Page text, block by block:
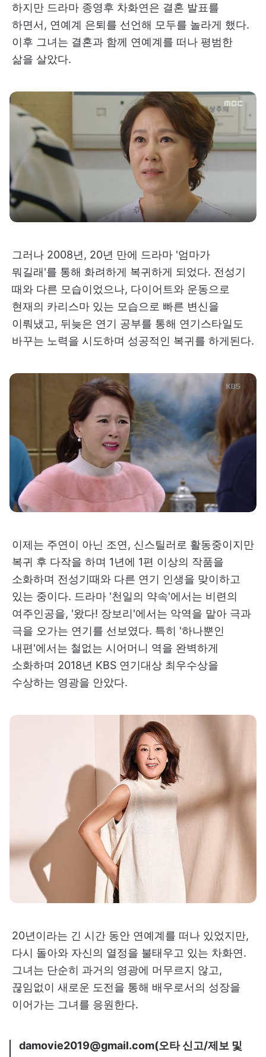
하지만 드라마 종영후 차화연은 결혼 발표를
하면서, 연예계 은퇴를 선언해 모두를 놀라게 했다.
이후 그녀는 결혼과 함께 연예계를 떠나 평범한
삶을 살았다.
그러나 2008년, 20년 만에 드라마 '엄마가
뭐길래'를 통해 화려하게 복귀하게 되었다. 전성기
때와 다른 모습이었으나, 다이어트와 운동으로
현재의 카리스마 있는 모습으로 빠른 변신을
이뤄냈고, 뒤늦은 연기 공부를 통해 연기스타일도
바꾸는 노력을 시도하며 성공적인 복귀를 하게된다.
이제는 주연이 아닌 조연, 신스틸러로 활동중이지만
복귀 후 다작을 하며 1년에 1편 이상의 작품을
소화하며 전성기때와 다른 연기 인생을 맞이하고
있는 중이다. 드라마 '천일의 약속'에서는 비련의
여주인공을, '왔다! 장보리'에서는 악역을 맡아 극과
극을 오가는 연기를 선보였다. 특히 '하나뿐인
내편'에서는 철없는 시어머니 역을 완벽하게
소화하며 2018년 KBS 연기대상 최우수상을
수상하는 영광을 안았다.
20년이라는 긴 시간 동안 연예계를 떠나 있었지만,
다시 돌아와 자신의 열정을 불태우고 있는 차화연.
그녀는 단순히 과거의 영광에 머무르지 않고,
끊임없이 새로운 도전을 통해 배우로서의 성장을
이어가는 그녀를 응원한다.
damovie2019@gmail.com(오타 신고/제보 및